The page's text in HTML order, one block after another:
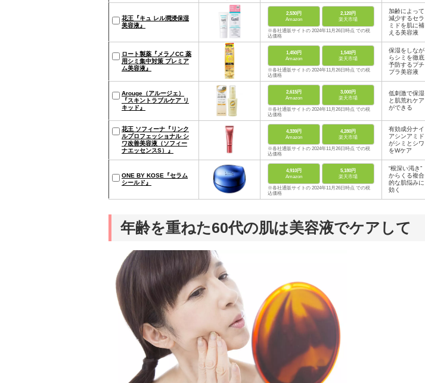
花王『キュ レル潤浸保湿
美容液』
2,530円
Amazon
2,120円
楽天市場
※各社通販サイトの 2024年11月26日時点 での税
込価格
加齢によって
減少するセラ
ミドを肌に補
える美容液
ロート製薬『メラノCC 薬
用シミ集中対策 プレミア
ム美容液』
1,450円
Amazon
1,540円
楽天市場
※各社通販サイトの 2024年11月26日時点 での税
込価格
保湿をしなが
らシミを徹底
予防するプチ
プラ美容液
Arouge（アルージェ）
『スキントラブルケア リ
キッド』
2,615円
Amazon
3,000円
楽天市場
※各社通販サイトの 2024年11月26日時点 での税
込価格
低刺激で保湿
と肌荒れケア
ができる
花王 ソフィーナ『リンク
ルプロフェッショナル シ
ワ改善美容液（ソフィー
ナエッセンスS）』
4,339円
Amazon
4,280円
楽天市場
※各社通販サイトの 2024年11月26日時点 での税
込価格
有効成分ナイ
アシンアミド
がシミとシワ
をWケア
ONE BY KOSE『セラム
シールド』
4,910円
Amazon
5,180円
楽天市場
※各社通販サイトの 2024年11月26日時点 での税
込価格
“根深い渇き”
からくる複合
的な肌悩みに
効く
年齢を重ねた60代の肌は美容液でケアして